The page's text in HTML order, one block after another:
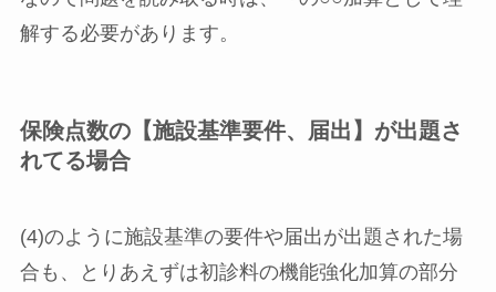
解する必要があります。
保険点数の【施設基準要件、届出】が出題さ
れてる場合
(4)のように施設基準の要件や届出が出題された場
合も、とりあえずは初診料の機能強化加算の部分